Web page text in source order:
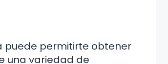
puede permitirte obtener
una variedad de